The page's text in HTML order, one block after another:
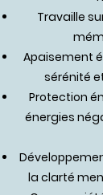
Travaille
Apaisement
sérénité
Protection
énergies
la clarté